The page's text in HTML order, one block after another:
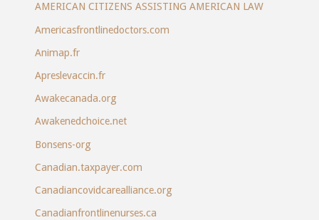
AMERICAN CITIZENS ASSISTING AMERICAN LAW
Americasfrontlinedoctors.com
Animap.fr
Apreslevaccin.fr
Awakecanada.org
Awakenedchoice.net
Bonsens-org
Canadian.taxpayer.com
Canadiancovidcarealliance.org
Canadianfrontlinenurses.ca